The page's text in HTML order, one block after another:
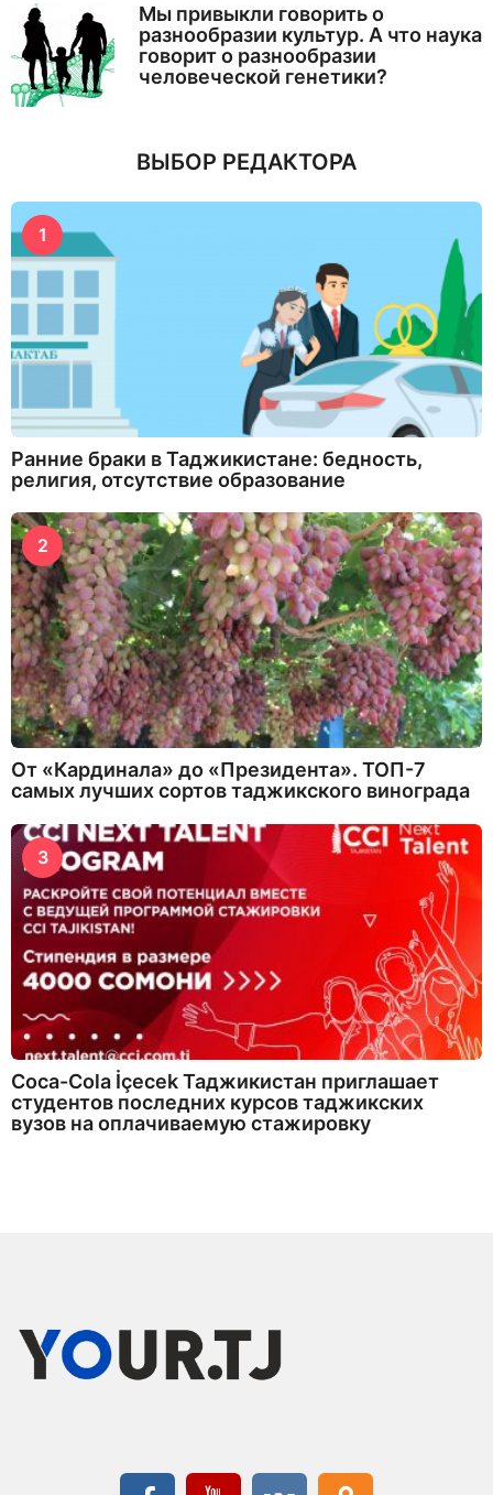
Мы привыкли говорить о
разнообразии культур. А что наука
говорит о разнообразии
человеческой генетики?
ВЫБОР РЕДАКТОРА
1
Ранние браки в Таджикистане: бедность,
религия, отсутствие образование
2
От «Кардинала» до «Президента». ТОП-7
самых лучших сортов таджикского винограда
3
Coca-Cola İçecek Таджикистан приглашает
студентов последних курсов таджикских
вузов на оплачиваемую стажировку